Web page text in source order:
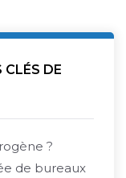
CLÉS DE
?
de bureaux